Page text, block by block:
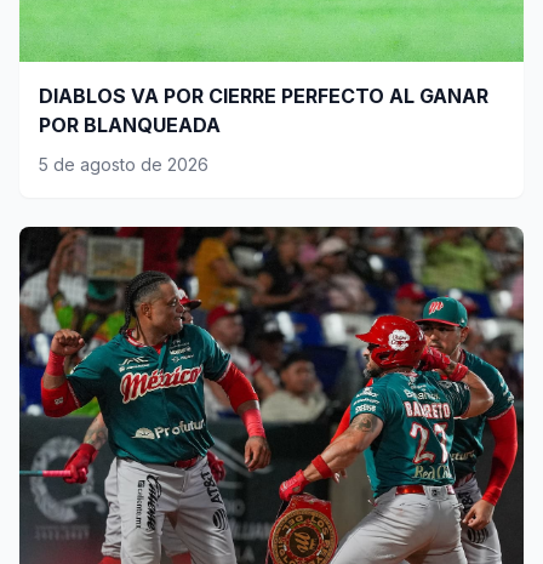
DIABLOS VA POR CIERRE PERFECTO AL GANAR
POR BLANQUEADA
5 de agosto de 2026